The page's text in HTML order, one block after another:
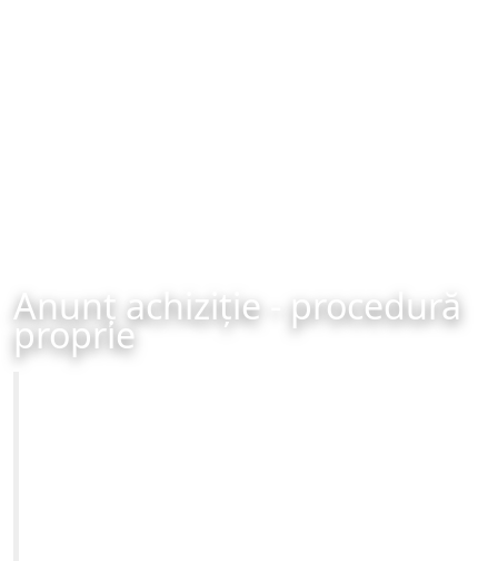
Anunț achiziție - procedură
proprie